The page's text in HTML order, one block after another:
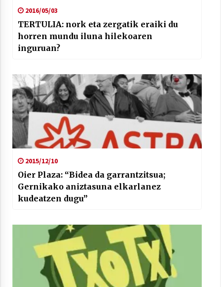
2016/05/03
TERTULIA: nork eta zergatik eraiki du
horren mundu iluna hilekoaren
inguruan?
2015/12/10
Oier Plaza: “Bidea da garrantzitsua;
Gernikako aniztasuna elkarlanez
kudeatzen dugu”